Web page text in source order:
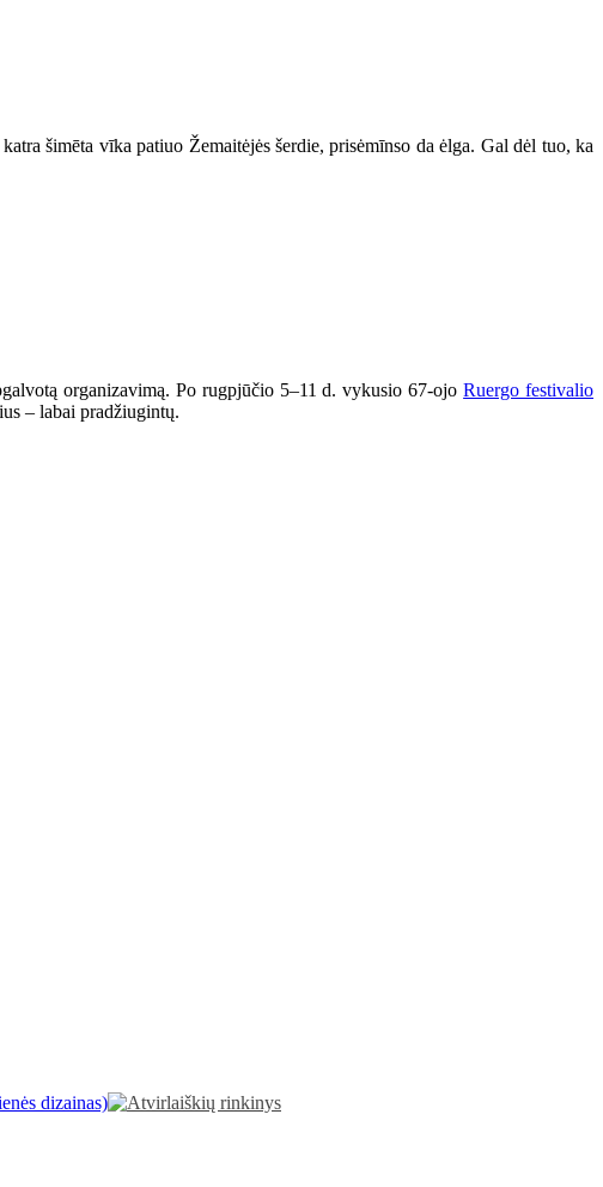
šimēta vīka patiuo Žemaitėjės šerdie, prisėmīnso da ėlga. Gal dėl tuo, ka
organizavimą. Po rugpjūčio 5–11 d. vykusio 67-ojoRuergo festivalio
– labai pradžiugintų.